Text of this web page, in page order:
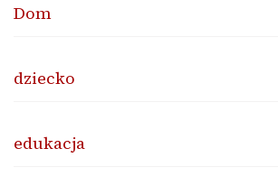
Dom
dziecko
edukacja